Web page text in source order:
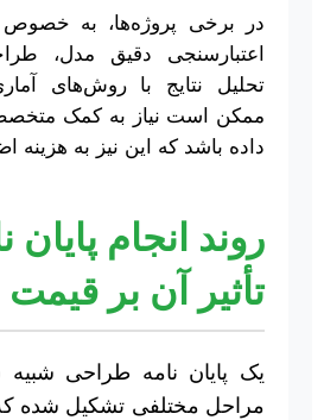
در برخی پروژه‌ها، به خصوص
اعتبارسنجی دقیق مدل،
تحلیل نتایج با روش‌های
ممکن است نیاز به کمک متخصص
داده باشد که این نیز به هزینه
روند انجام پایان
تأثیر آن بر قیمت
یک پایان نامه طراحی شبیه
مراحل مختلفی تشکیل شده که